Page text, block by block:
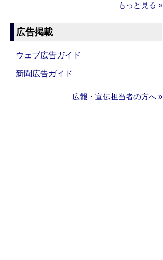
もっと見る »
広告掲載
ウェブ広告ガイド
新聞広告ガイド
広報・宣伝担当者の方へ »